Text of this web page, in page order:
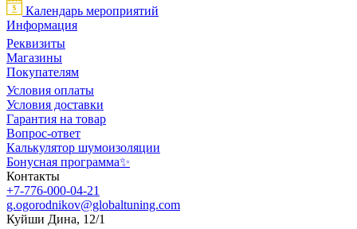
Календарь мероприятий
Информация
Реквизиты
Магазины
Покупателям
Условия оплаты
Условия доставки
Гарантия на товар
Вопрос-ответ
Калькулятор шумоизоляции
Бонусная программа✨
Контакты
+7-776-000-04-21
g.ogorodnikov@globaltuning.com
Куйши Дина, 12/1